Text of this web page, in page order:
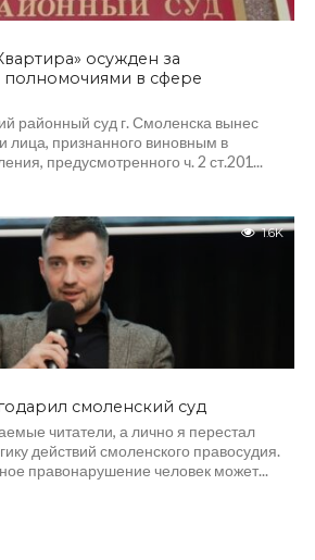
осужден за
полномочиями в сфере
районный суд г. Смоленска вынес
лица, признанного виновным в
предусмотренного ч. 2 ст.201...
1.6K
смоленский суд
читатели, а лично я перестал
действий смоленского правосудия.
правонарушение человек может...